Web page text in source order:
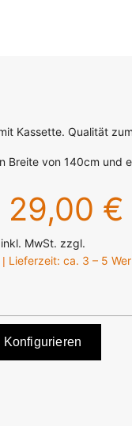
Kassette. Qualität
Breite von 140cm und
29,00 €
inkl. MwSt. zzgl.
| Lieferzeit: ca. 3 – 5
Konfigurieren